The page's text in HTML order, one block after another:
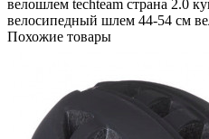
велошлем techteam страна 2.0
велосипедный шлем 44-54 см
Похожие товары